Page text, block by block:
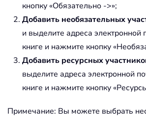
кнопку «Обязательно ->»;
Добавить необязательных
и выделите адреса электронной
книге и нажмите кнопку
Добавить ресурсных
выделите адреса электронной
книге и нажмите кнопку
Примечание: Вы можете выбрать